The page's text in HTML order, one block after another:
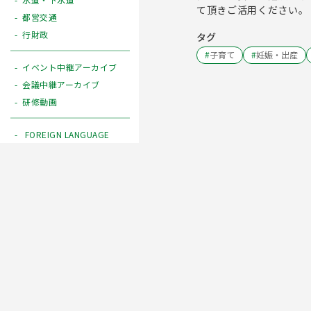
都営交通
行財政
イベント中継アーカイブ
会議中継アーカイブ
研修動画
FOREIGN LANGUAGE
て頂きご活用ください。
タグ
#子育て #妊娠・出産